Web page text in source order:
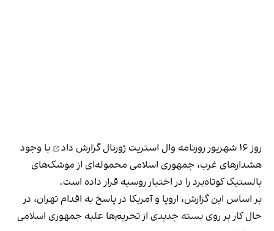
روز ۱۶ شهریور روزنامه وال استریت ژورنال گزارش داد
با وجود
هشدارهای غرب، جمهوری اسلامی محموله‌ای از موشک‌های
بالستیک کوتاه‌برد را در اختیار روسیه قرار داده است.
بر اساس این گزارش، اروپا و آمریکا در پاسخ به اقدام تهران، در
حال کار بر روی بسته جدیدی از تحریم‌ها علیه جمهوری اسلامی